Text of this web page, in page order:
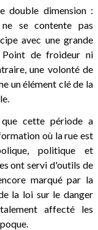
double dimension :
se contente pas
avec une grande
Point de froideur ni
une volonté de
un élément clé de la
cette période a
où la rue est
politique et
ont servi d'outils de
marqué par la
la loi sur le danger
affecté les